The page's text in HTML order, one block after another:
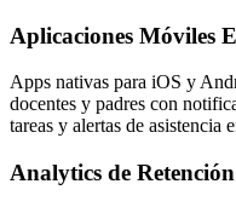
Aplicaciones Móviles
Apps nativas para iOS y
docentes y padres con
tareas y alertas de asistencia
Analytics de